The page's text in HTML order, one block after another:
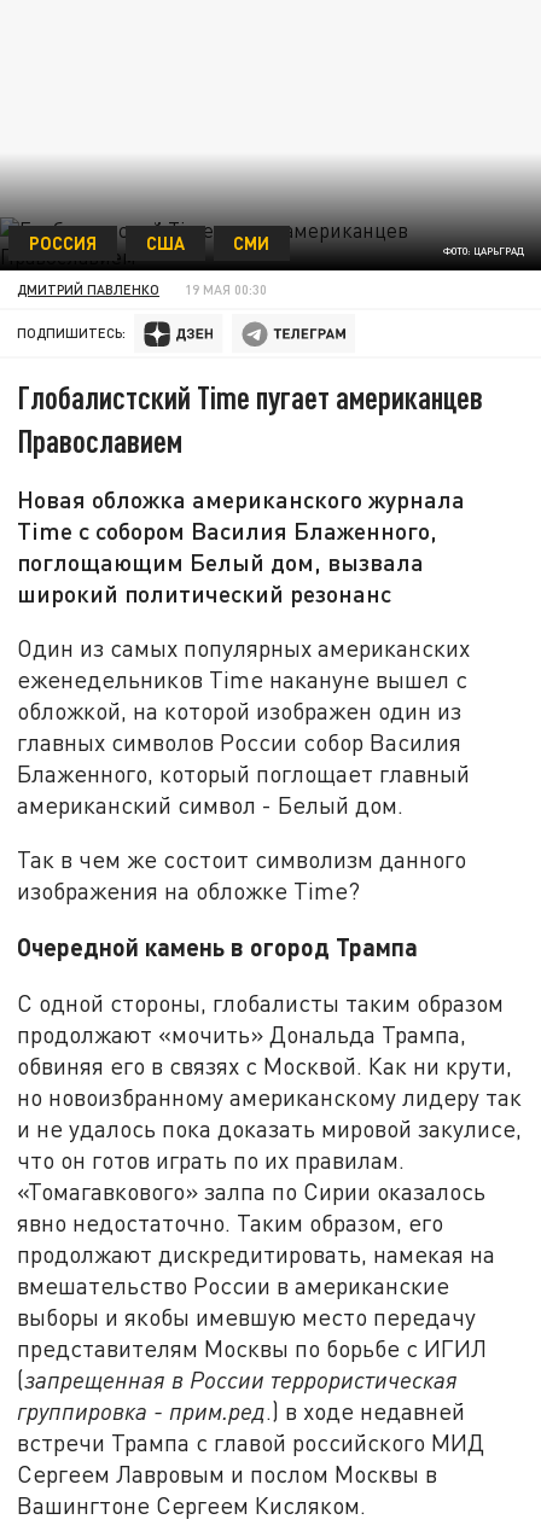
ФОТО: ЦАРЬГРАД
РОССИЯ США СМИ
ДМИТРИЙ ПАВЛЕНКО 19 МАЯ 00:30
ПОДПИШИТЕСЬ:
Глобалистский Time пугает американцев
Православием
Новая обложка американского журнала
Time с собором Василия Блаженного,
поглощающим Белый дом, вызвала
широкий политический резонанс
Один из самых популярных американских
еженедельников Time накануне вышел с
обложкой, на которой изображен один из
главных символов России собор Василия
Блаженного, который поглощает главный
американский символ - Белый дом.
Так в чем же состоит символизм данного
изображения на обложке Time?
Очередной камень в огород Трампа
С одной стороны, глобалисты таким образом
продолжают «мочить» Дональда Трампа,
обвиняя его в связях с Москвой. Как ни крути,
но новоизбранному американскому лидеру так
и не удалось пока доказать мировой закулисе,
что он готов играть по их правилам.
«Томагавкового» залпа по Сирии оказалось
явно недостаточно. Таким образом, его
продолжают дискредитировать, намекая на
вмешательство России в американские
выборы и якобы имевшую место передачу
представителям Москвы по борьбе с ИГИЛ
(запрещенная в России террористическая
группировка - прим.ред.) в ходе недавней
встречи Трампа с главой российского МИД
Сергеем Лавровым и послом Москвы в
Вашингтоне Сергеем Кисляком.